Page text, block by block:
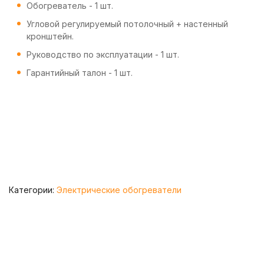
Обогреватель - 1 шт.
Угловой регулируемый потолочный + настенный
кронштейн.
Руководство по эксплуатации - 1 шт.
Гарантийный талон - 1 шт.
Категории: Электрические обогреватели